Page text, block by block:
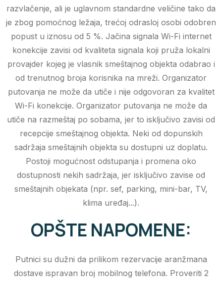
razvlačenje, ali je uglavnom standardne veličine tako da
je zbog pomoćnog ležaja, trećoj odrasloj osobi odobren
popust u iznosu od 5 %. Jačina signala Wi-Fi internet
konekcije zavisi od kvaliteta signala koji pruža lokalni
provajder kojeg je vlasnik smeštajnog objekta odabrao i
od trenutnog broja korisnika na mreži. Organizator
putovanja ne može da utiče i nije odgovoran za kvalitet
Wi-Fi konekcije. Organizator putovanja ne može da
utiče na razmeštaj po sobama, jer to isključivo zavisi od
recepcije smeštajnog objekta. Neki od dopunskih
sadržaja smeštajnih objekta su dostupni uz doplatu.
Postoji mogućnost odstupanja i promena oko
dostupnosti nekih sadržaja, jer isključivo zavise od
smeštajnih objekata (npr. sef, parking, mini-bar, TV,
klima uređaj...).
OPŠTE NAPOMENE:
Putnici su dužni da prilikom rezervacije aranžmana
dostave ispravan broj mobilnog telefona. Proveriti 2